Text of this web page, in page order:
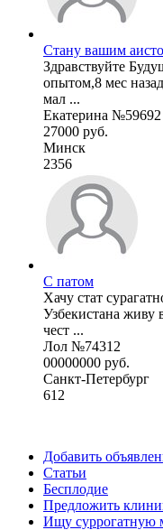
Стану вашим
Здравствуйте
опытом,8 мес
мал ...
Екатерина №59692
27000 руб.
Минск
2356
С патом
Хачу стат
Узбекистана живу
чест ...
Лол №74312
00000000 руб.
Санкт-Петербург
612
Добавить
Статьи
Бесплодие
Предложить
Ищу суррогатную